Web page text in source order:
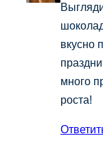
вкусно
много
роста!